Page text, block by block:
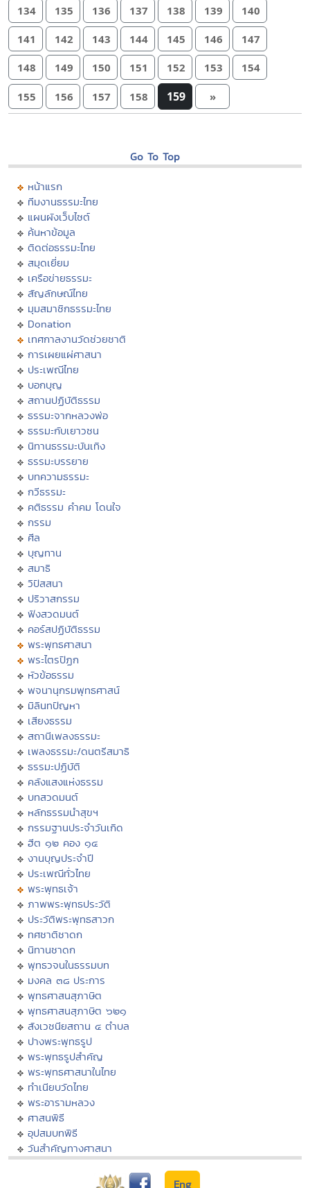
134 135 136 137 138 139 140
141 142 143 144 145 146 147
148 149 150 151 152 153 154
155 156 157 158 159 »
Go To Top
หน้าแรก
ทีมงานธรรมะไทย
แผนผังเว็บไซต์
ค้นหาข้อมูล
ติดต่อธรรมะไทย
สมุดเยี่ยม
เครือข่ายธรรมะ
สัญลักษณ์ไทย
มุมสมาชิกธรรมะไทย
Donation
เทศกาลงานวัดช่วยชาติ
การเผยแผ่ศาสนา
ประเพณีไทย
บอกบุญ
สถานปฏิบัติธรรม
ธรรมะจากหลวงพ่อ
ธรรมะกับเยาวชน
นิทานธรรมะบันเทิง
ธรรมะบรรยาย
บทความธรรมะ
กวีธรรมะ
คติธรรม คำคม โดนใจ
กรรม
ศีล
บุญทาน
สมาธิ
วิปัสสนา
ปริวาสกรรม
ฟังสวดมนต์
คอร์สปฏิบัติธรรม
พระพุทธศาสนา
พระไตรปิฏก
หัวข้อธรรม
พจนานุกรมพุทธศาสน์
มิลินทปัญหา
เสียงธรรม
สถานีเพลงธรรมะ
เพลงธรรมะ/ดนตรีสมาธิ
ธรรมะปฏิบัติ
คลังแสงแห่งธรรม
บทสวดมนต์
หลักธรรมนำสุขฯ
กรรมฐานประจำวันเกิด
ฮีต ๑๒ คอง ๑๔
งานบุญประจำปี
ประเพณีทั่วไทย
พระพุทธเจ้า
ภาพพระพุทธประวัติ
ประวัติพระพุทธสาวก
ทศชาติชาดก
นิทานชาดก
พุทธวจนในธรรมบท
มงคล ๓๘ ประการ
พุทธศาสนสุภาษิต
พุทธศาสนสุภาษิต ๖๒๑
สังเวชนียสถาน ๔ ตำบล
ปางพระพุทธรูป
พระพุทธรูปสำคัญ
พระพุทธศาสนาในไทย
ทำเนียบวัดไทย
พระอารามหลวง
ศาสนพิธี
อุปสมบทพิธี
วันสำคัญทางศาสนา
Eng